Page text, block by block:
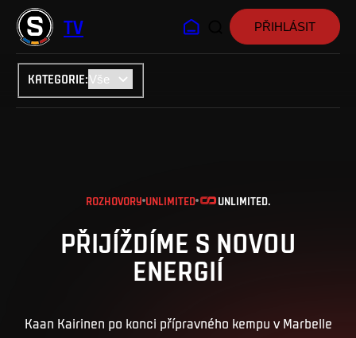
TV
KATEGORIE:
PŘIHLÁSIT
ROZHOVORY UNLIMITED UNLIMITED.
PŘIJÍŽDÍME S NOVOU
ENERGIÍ
Kaan Kairinen po konci přípravného kempu v Marbelle